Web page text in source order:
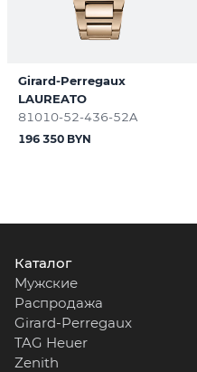
Girard-Perregaux
LAUREATO
81010-52-436-52A
196 350 BYN
Каталог
Мужские
Распродажа
Girard-Perregaux
TAG Heuer
Zenith